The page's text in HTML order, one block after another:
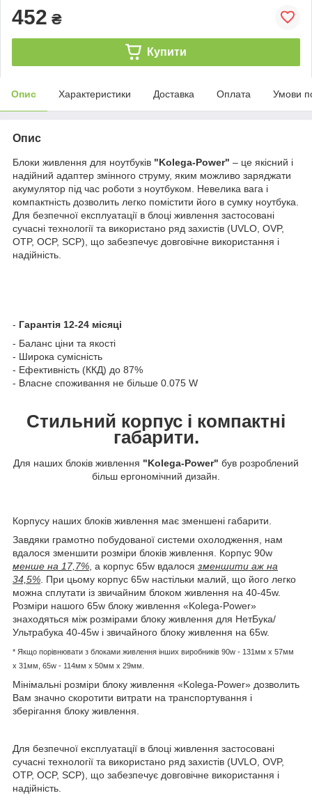
452 ₴
Купити
Опис Характеристики Доставка Оплата Умови
Опис
Блоки живлення для ноутбуків "Kolega-Power" – це якісний і
надійний адаптер змінного струму, яким можливо заряджати
акумулятор під час роботи з ноутбуком. Невелика вага і
компактність дозволить легко помістити його в сумку ноутбука.
Для безпечної експлуатації в блоці живлення застосовані
сучасні технології та використано ряд захистів (UVLO, OVP,
OTP, OCP, SCP), що забезпечує довговічне використання і
надійність.
- Гарантія 12-24 місяці
- Баланс ціни та якості
- Широка сумісність
- Ефективність (ККД) до 87%
- Власне споживання не більше 0.075 W
Стильний корпус і компактні
габарити.
Для наших блоків живлення "Kolega-Power" був розроблений
більш ергономічний дизайн.
Корпусу наших блоків живлення має зменшені габарити.
Завдяки грамотно побудованої системи охолодження, нам
вдалося зменшити розміри блоків живлення. Корпус 90w
менше на 17,7% , а корпус 65w вдалося зменшити аж на
34,5% . При цьому корпус 65w настільки малий, що його легко
можна сплутати із звичайним блоком живлення на 40-45w.
Розміри нашого 65w блоку живлення «Kolega-Power»
знаходяться між розмірами блоку живлення для НетБука/
Ультрабука 40-45w і звичайного блоку живлення на 65w.
* Якщо порівнювати з блоками живлення інших виробників 90w - 131мм x 57мм
x 31мм, 65w - 114мм х 50мм x 29мм.
Мінімальні розміри блоку живлення «Kolega-Power» дозволить
Вам значно скоротити витрати на транспортування і
зберігання блоку живлення.
Для безпечної експлуатації в блоці живлення застосовані
сучасні технології та використано ряд захистів (UVLO, OVP,
OTP, OCP, SCP), що забезпечує довговічне використання і
надійність.